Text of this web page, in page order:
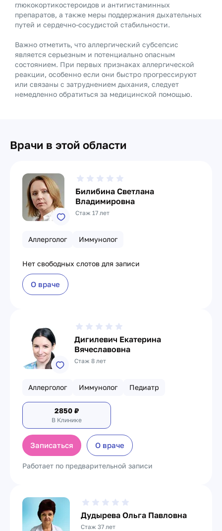
глюкокортикостероидов и антигистаминных
препаратов, а также меры поддержания дыхательных
путей и сердечно-сосудистой стабильности.
Важно отметить, что аллергический субсепсис
является серьезным и потенциально опасным
состоянием. При первых признаках аллергической
реакции, особенно если они быстро прогрессируют
или связаны с затруднением дыхания, следует
немедленно обратиться за медицинской помощью.
Врачи в этой области
Билибина Светлана
Владимировна
Стаж 17 лет
Аллерголог Иммунолог
Нет свободных слотов для записи
О враче
Дигилевич Екатерина
Вячеславовна
Стаж 8 лет
Аллерголог Иммунолог Педиатр
2850 ₽
В Клинике
Записаться О враче
Работает по предварительной записи
Дудырева Ольга Павловна
Стаж 37 лет